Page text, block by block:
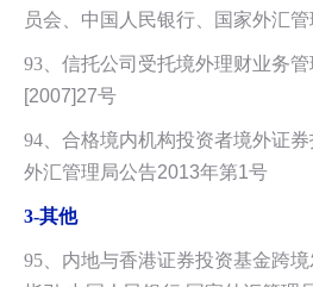
员会、中国人民银行、
国家外汇
93、 信托公司受托境外理财业务
[2007]27号
94、 合格境内机构投资者境外证
外汇管理局公告2013年第1号
3-其他
95、内地与香港证券投资基金跨